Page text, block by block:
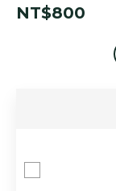
NT$800